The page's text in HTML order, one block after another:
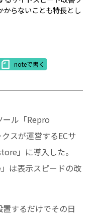
らないことも特長とし
noteで書く
ール「Repro
スが運営するECサ
」に導入した。
は表示スピードの改
するだけでその日